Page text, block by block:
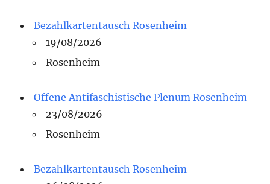
Bezahlkartentausch Rosenheim
19/08/2026
Rosenheim
Offene Antifaschistische Plenum Rosenheim
23/08/2026
Rosenheim
Bezahlkartentausch Rosenheim